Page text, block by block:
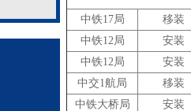
中铁17局
移装
中铁12局
安装
中铁12局
安装
中交1航局
移装
中铁大桥局
安装